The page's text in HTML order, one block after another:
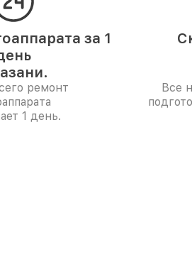
за 1
ремонт
1 день.
Все